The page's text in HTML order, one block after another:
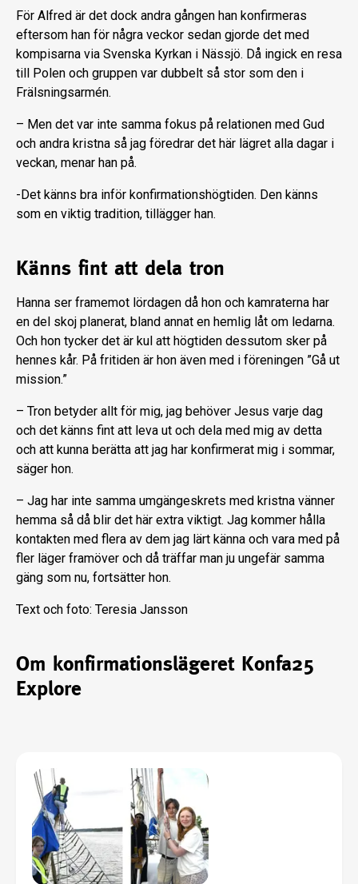
För Alfred är det dock andra gången han konfirmeras
eftersom han för några veckor sedan gjorde det med
kompisarna via Svenska Kyrkan i Nässjö. Då ingick en resa
till Polen och gruppen var dubbelt så stor som den i
Frälsningsarmén.
– Men det var inte samma fokus på relationen med Gud
och andra kristna så jag föredrar det här lägret alla dagar i
veckan, menar han på.
-Det känns bra inför konfirmationshögtiden. Den känns
som en viktig tradition, tillägger han.
Känns fint att dela tron
Hanna ser framemot lördagen då hon och kamraterna har
en del skoj planerat, bland annat en hemlig låt om ledarna.
Och hon tycker det är kul att högtiden dessutom sker på
hennes kår. På fritiden är hon även med i föreningen ”Gå ut
mission.”
– Tron betyder allt för mig, jag behöver Jesus varje dag
och det känns fint att leva ut och dela med mig av detta
och att kunna berätta att jag har konfirmerat mig i sommar,
säger hon.
– Jag har inte samma umgängeskrets med kristna vänner
hemma så då blir det här extra viktigt. Jag kommer hålla
kontakten med flera av dem jag lärt känna och vara med på
fler läger framöver och då träffar man ju ungefär samma
gäng som nu, fortsätter hon.
Text och foto: Teresia Jansson
Om konfirmationslägeret Konfa25
Explore